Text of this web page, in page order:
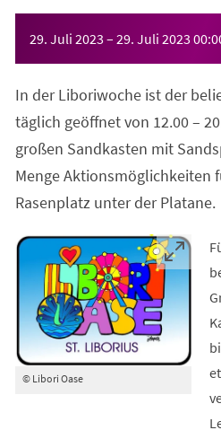
29. Juli 2023 – 29. Juli 2023
In der Liboriwoche ist der
täglich geöffnet von 12.00 –
großen Sandkasten mit
Menge Aktionsmöglichkeiten
Rasenplatz unter der Platane.
© Libori Oase